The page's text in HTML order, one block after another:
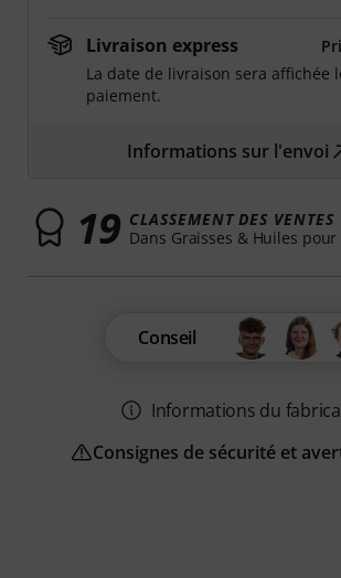
Livraison express
La date de livraison sera affichée
paiement.
Informations sur l'envoi
19 CLASSEMENT DES VENTES
Conseil
Informations du
Consignes de sécurité et